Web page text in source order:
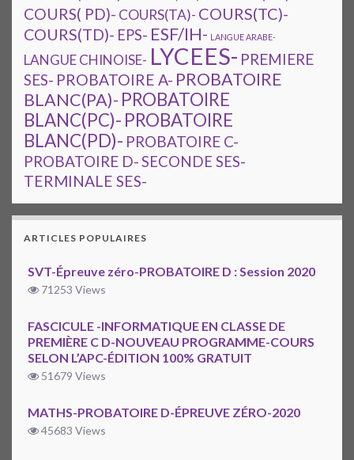
COURS( PD)- COURS(TA)- COURS(TC)-
COURS(TD)- EPS- ESF/IH- LANGUE ARABE-
LANGUE CHINOISE- LYCEES- PREMIERE
SES- PROBATOIRE A- PROBATOIRE
BLANC(PA)- PROBATOIRE
BLANC(PC)- PROBATOIRE
BLANC(PD)- PROBATOIRE C-
PROBATOIRE D-SECONDE SES-
TERMINALE SES-
ARTICLES POPULAIRES
SVT-Épreuve zéro-PROBATOIRE D : Session 2020
71253 Views
FASCICULE -INFORMATIQUE EN CLASSE DE
PREMIÈRE C D-NOUVEAU PROGRAMME-COURS
SELON L’APC-ÉDITION 100% GRATUIT
51679 Views
MATHS-PROBATOIRE D-ÉPREUVE ZÉRO-2020
45683 Views